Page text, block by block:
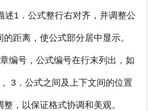
述1．公式整行右对齐，并调整公
距离，使公式部分居中显示。
编号，公式编号在行末列出，如
。3．公式之间及上下文间的位置
，以保证格式协调和美观。